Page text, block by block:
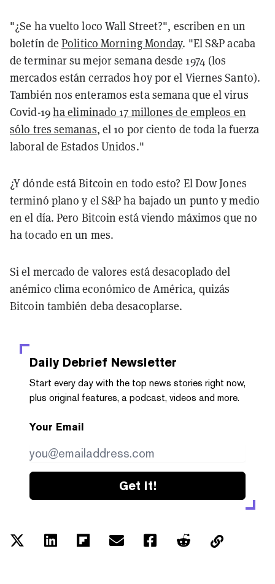
"¿Se ha vuelto loco Wall Street?", escriben en un
boletín dePolitico Morning Monday. "El S&P acaba
de terminar su mejor semana desde 1974 (los
mercados están cerrados hoy por el Viernes Santo).
También nos enteramos esta semana que el virus
Covid-19ha eliminado 17 millones de empleos en
sólo tres semanas, el 10 por ciento de toda la fuerza
laboral de Estados Unidos."
¿Y dónde está Bitcoin en todo esto? El Dow Jones
terminó plano y el S&P ha bajado un punto y medio
en el día. Pero Bitcoin está viendo máximos que no
ha tocado en un mes.
Si el mercado de valores está desacoplado del
anémico clima económico de América, quizás
Bitcoin también deba desacoplarse.
Daily Debrief Newsletter
Start every day with the top news stories right now,
plus original features, a podcast, videos and more.
Your Email
Get it!